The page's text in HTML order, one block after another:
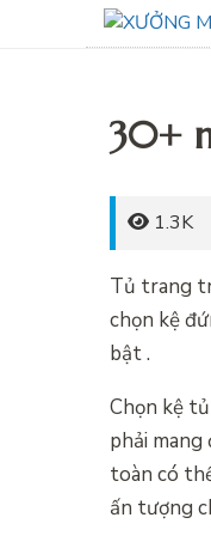
30+
1.3K
Tủ trang
chọn kệ
bật .
Chọn kệ
phải
toàn có
ấn tượng